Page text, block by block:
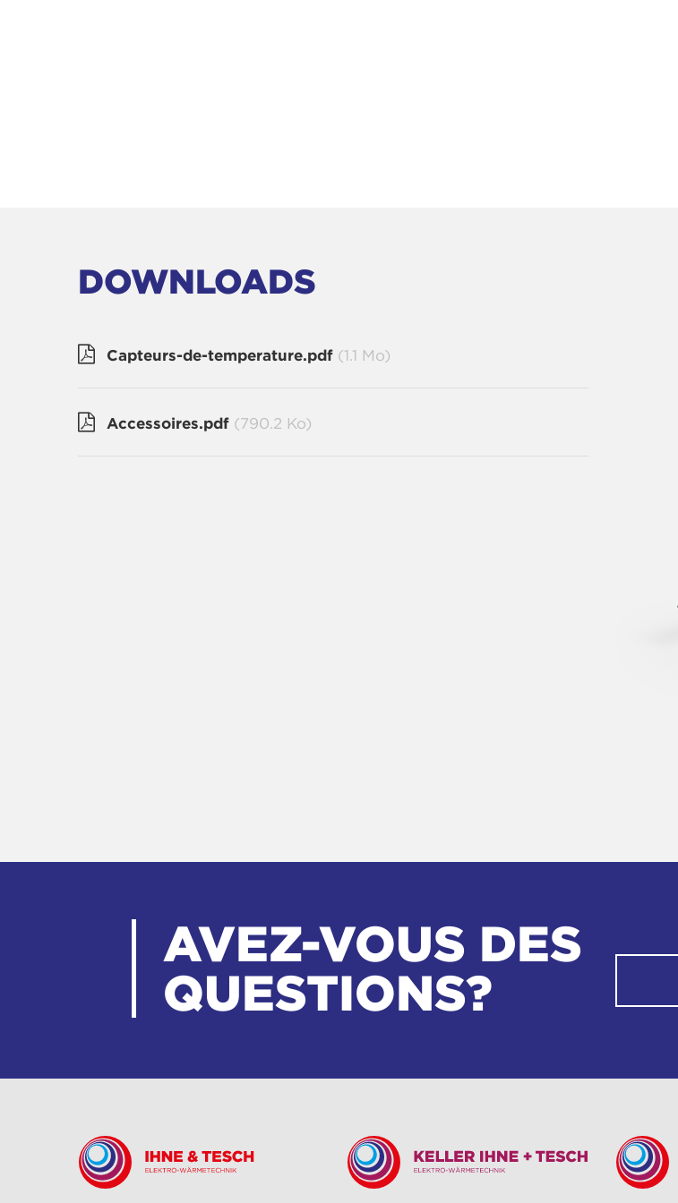
DOWNLOADS
Capteurs-de-temperature.pdf (1.1 Mo)
Accessoires.pdf (790.2 Ko)
AVEZ-VOUS DES
QUESTIONS?